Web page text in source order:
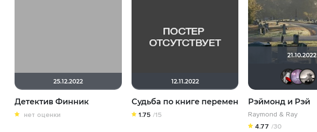
25.12.2022
Детектив Финник
нет оценки
12.11.2022
Судьба по книге перемен
1.75 /15
21.10.2022
Рэймонд и Рэй
Raymond & Ray
4.77 /30